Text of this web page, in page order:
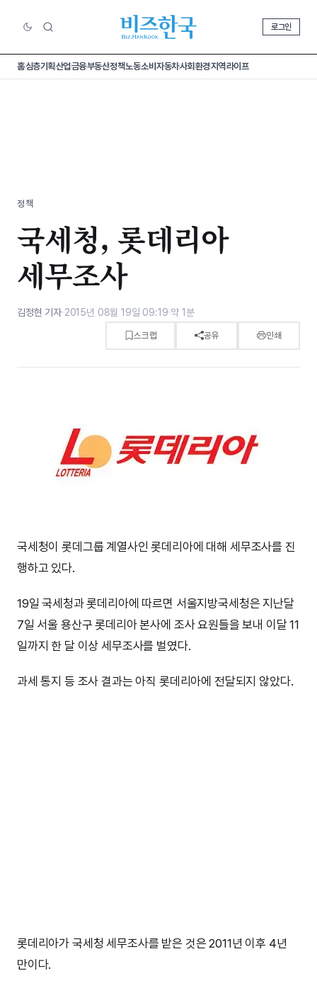
로그인
홈심층기획산업금융부동산정책노동소비 자동차사회환경지역라이프
정책
국세청, 롯데리아
세무조사
김정현 기자·2015년 08월 19일 09:19·약 1분
스크랩 공유 인쇄
국세청이 롯데그룹 계열사인 롯데리아에 대해 세무조사를 진
행하고 있다.
19일 국세청과 롯데리아에 따르면 서울지방국세청은 지난달
7일 서울 용산구 롯데리아 본사에 조사 요원들을 보내 이달 11
일까지 한 달 이상 세무조사를 벌였다.
과세 통지 등 조사 결과는 아직 롯데리아에 전달되지 않았다.
롯데리아가 국세청 세무조사를 받은 것은 2011년 이후 4년
만이다.